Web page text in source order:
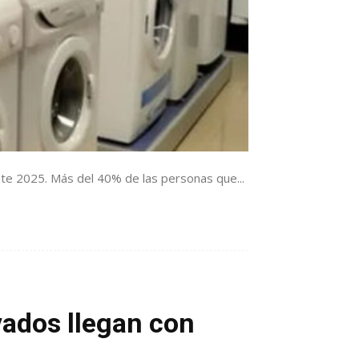
2025. Más del 40% de las personas que...
llegan con